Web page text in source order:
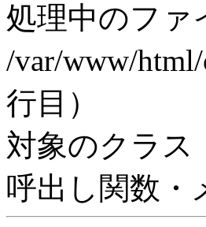
処理中のファ
/var/www/
行目）
対象のクラス
呼出し関数・